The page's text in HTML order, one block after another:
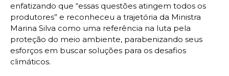
enfatizando que “essas questões atingem todos os
produtores” e reconheceu a trajetória da Ministra
Marina Silva como uma referência na luta pela
proteção do meio ambiente, parabenizando seus
esforços em buscar soluções para os desafios
climáticos.